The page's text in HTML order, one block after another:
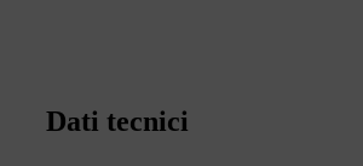
Dati tecnici